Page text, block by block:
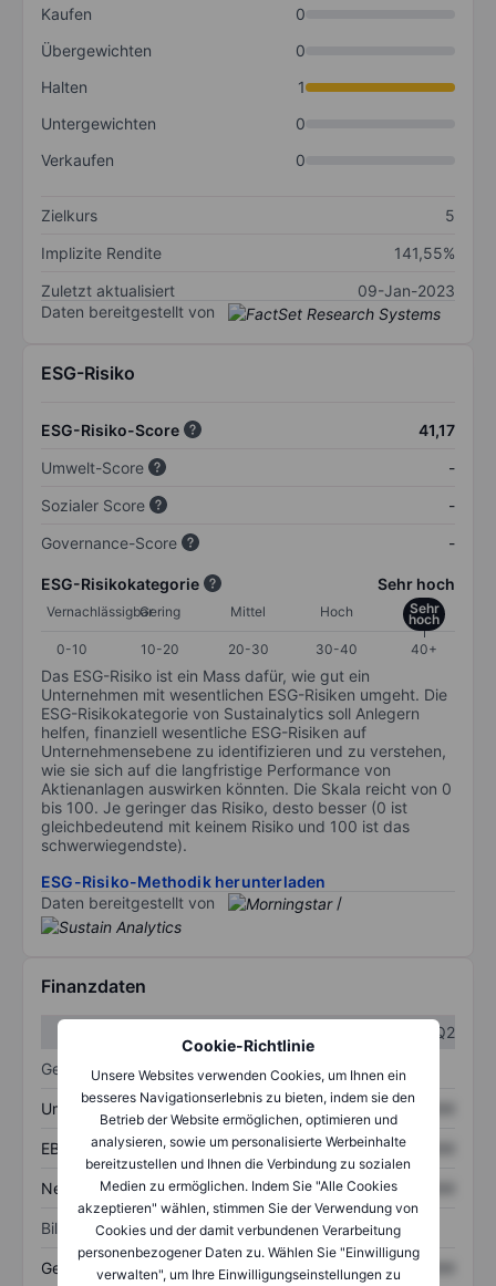
Cookie-Richtlinie
Unsere Websites verwenden Cookies, um Ihnen ein
besseres Navigationserlebnis zu bieten, indem sie den
Betrieb der Website ermöglichen, optimieren und
analysieren, sowie um personalisierte Werbeinhalte
bereitzustellen und Ihnen die Verbindung zu sozialen
Medien zu ermöglichen. Indem Sie "Alle Cookies
akzeptieren" wählen, stimmen Sie der Verwendung von
Cookies und der damit verbundenen Verarbeitung
personenbezogener Daten zu. Wählen Sie "Einwilligung
verwalten", um Ihre Einwilligungseinstellungen zu
Kaufen
0
Übergewichten
0
Halten
1
Untergewichten
0
Verkaufen
0
Zielkurs
5
Implizite Rendite
141,55%
Zuletzt aktualisiert
09-Jan-2023
Daten bereitgestellt von
ESG-Risiko
ESG-Risiko-Score
41,17
Umwelt-Score
-
Sozialer Score
-
Governance-Score
-
ESG-Risikokategorie Sehr hoch
VernachlässigbarGering Mittel Hoch Sehr
hoch
0-10
10-20 20-30 30-40 40+
Das ESG-Risiko ist ein Mass dafür, wie gut ein
Unternehmen mit wesentlichen ESG-Risiken umgeht. Die
ESG-Risikokategorie von Sustainalytics soll Anlegern
helfen, finanziell wesentliche ESG-Risiken auf
Unternehmensebene zu identifizieren und zu verstehen,
wie sie sich auf die langfristige Performance von
Aktienanlagen auswirken könnten. Die Skala reicht von 0
bis 100. Je geringer das Risiko, desto besser (0 ist
gleichbedeutend mit keinem Risiko und 100 ist das
schwerwiegendste).
ESG-Risiko-Methodik herunterladen
Daten bereitgestellt von
/
Finanzdaten
Q2
Gewinn- und Verlustrechnung
Umsatz XXXXXXX XXXXXXX
EBITDA XXXXXXX XXXXXXX
Nettoeinkommen XXXXXXX XXXXXXX
Bilanz
Gesamtvermögen XXXXXXX XXXXXXX